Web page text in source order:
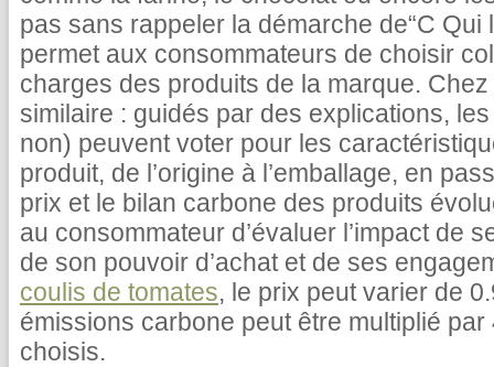
pas sans rappeler la démarche de“C Qui
permet aux consommateurs de choisir
charges des produits de la marque.
similaire : guidés par des explications,
non) peuvent voter pour les
produit, de l’origine à l’emballage, en
prix et le bilan carbone des produits
au consommateur d’évaluer l’impact de
de son pouvoir d’achat et de ses
coulis de tomates, le prix peut varier de
émissions carbone peut être multiplié
choisis.